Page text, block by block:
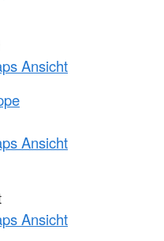
Ansicht
Ansicht
Ansicht